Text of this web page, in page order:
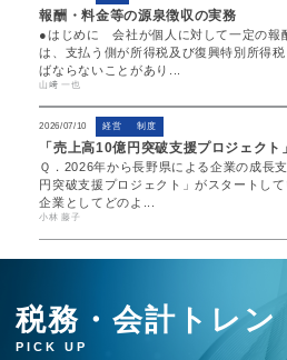
報酬・料金等の源泉徴収の実務
●はじめに 会社が個人に対して一定の報
は、支払う側が所得税及び復興特別所得
ばならないことがあり...
山﨑 一也
2026/07/10 経営 制度
「売上高10億円突破支援プロジェクト
Ｑ．2026年から長野県による企業の成長
円突破支援プロジェクト」がスタートし
企業としてどのよ...
小林 藤子
税務・会計トレン
PICK UP